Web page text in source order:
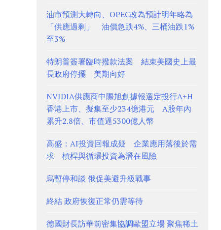
油市預測大轉向、OPEC改為預計明年略為
「供應過剩」 油價急跌4%、三桶油跌1%
至3%
特朗普簽署臨時撥款法案 結束美國史上最
長政府停擺 美期向好
NVIDIA供應商中際旭創據報選定投行A+H
香港上市、擬集至少234億港元 A股年內
累升2.8倍、市值逼5300億人幣
高盛：AI投資回報成疑 企業應用落後於需
求 槓桿與循環投資為潛在風險
烏暫停和談 俄促美避升級戰事
終結 政府恢復正常仍需等待
德國財長訪華前密集協調歐盟立場 聚焦稀土